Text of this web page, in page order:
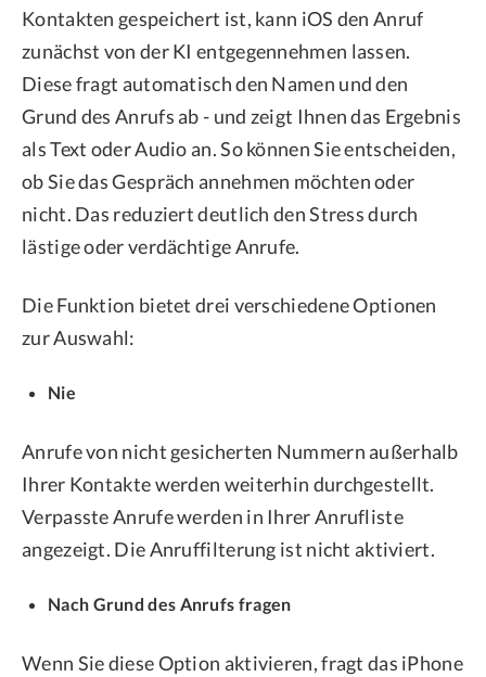
Kontakten gespeichert ist, kann iOS den Anruf
zunächst von der KI entgegennehmen lassen.
Diese fragt automatisch den Namen und den
Grund des Anrufs ab - und zeigt Ihnen das Ergebnis
als Text oder Audio an. So können Sie entscheiden,
ob Sie das Gespräch annehmen möchten oder
nicht. Das reduziert deutlich den Stress durch
lästige oder verdächtige Anrufe.
Die Funktion bietet drei verschiedene Optionen
zur Auswahl:
Nie
Anrufe von nicht gesicherten Nummern außerhalb
Ihrer Kontakte werden weiterhin durchgestellt.
Verpasste Anrufe werden in Ihrer Anrufliste
angezeigt. Die Anruffilterung ist nicht aktiviert.
Nach Grund des Anrufs fragen
Wenn Sie diese Option aktivieren, fragt das iPhone